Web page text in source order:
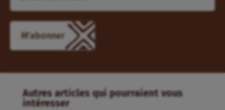
Autres articles qui pourraient vous
intéresser